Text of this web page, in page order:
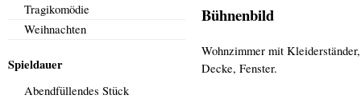
Tragikomödie
Weihnachten
Spieldauer
Abendfüllendes Stück
Bühnenbild
Wohnzimmer mit
Decke, Fenster.